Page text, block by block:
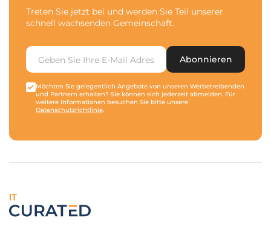
Treten Sie jetzt bei und werden Sie Teil unserer
schnell wachsenden Gemeinschaft.
Abonnieren
Möchten Sie gelegentlich Angebote von unseren Werbetreibenden
und Partnern erhalten? Sie können sich jederzeit abmelden. Für
weitere Informationen besuchen Sie bitte unsere
Datenschutzrichtlinie.
IT